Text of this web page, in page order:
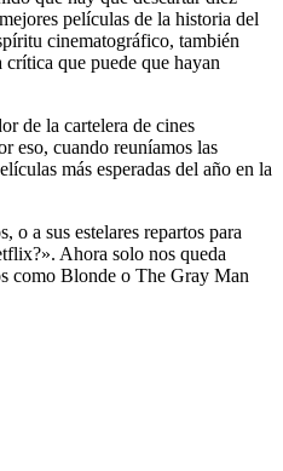
películas de la historia del
cinematográfico, también
crítica que puede que hayan
de la cartelera de cines
eso, cuando reuníamos las
más esperadas del año en la
a sus estelares repartos para
Ahora solo nos queda
como Blonde o The Gray Man